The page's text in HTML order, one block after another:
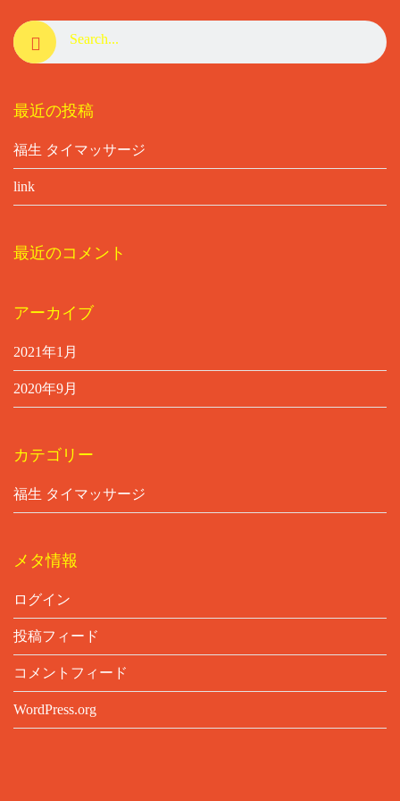
最近の投稿
福生 タイマッサージ
link
最近のコメント
アーカイブ
2021年1月
2020年9月
カテゴリー
福生 タイマッサージ
メタ情報
ログイン
投稿フィード
コメントフィード
WordPress.org